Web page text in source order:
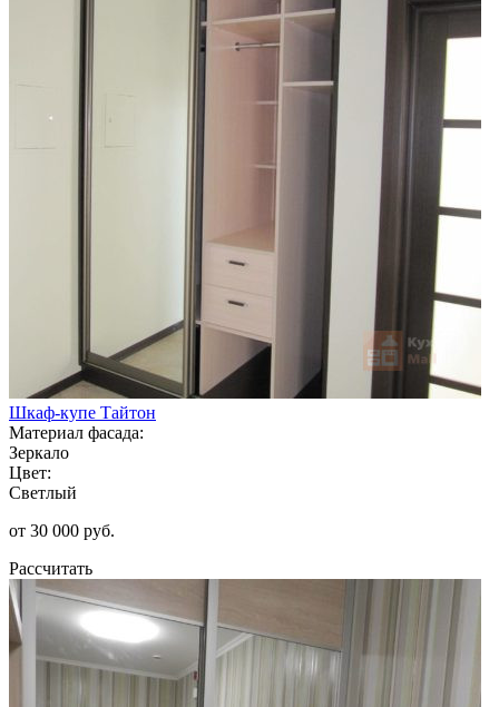
Шкаф-купе Тайтон
Материал фасада:
Зеркало
Цвет:
Светлый
от 30 000 руб.
Рассчитать